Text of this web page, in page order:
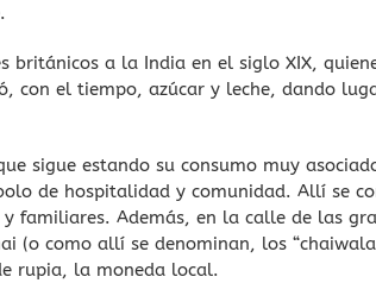
británicos a la India en el siglo XIX,
con el tiempo, azúcar y leche, dando
sigue estando su consumo muy
de hospitalidad y comunidad. Allí se
familiares. Además, en la calle de las
(o como allí se denominan, los
rupia, la moneda local.